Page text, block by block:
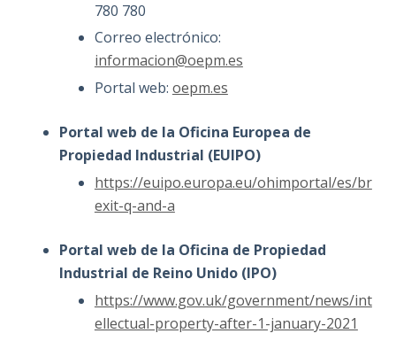
780 780
Correo electrónico:
informacion@oepm.es
Portal web: oepm.es
Portal web de la Oficina Europea de
Propiedad Industrial (EUIPO)
https://euipo.europa.eu/ohimportal/es/br
exit-q-and-a
Portal web de la Oficina de Propiedad
Industrial de Reino Unido (IPO)
https://www.gov.uk/government/news/int
ellectual-property-after-1-january-2021